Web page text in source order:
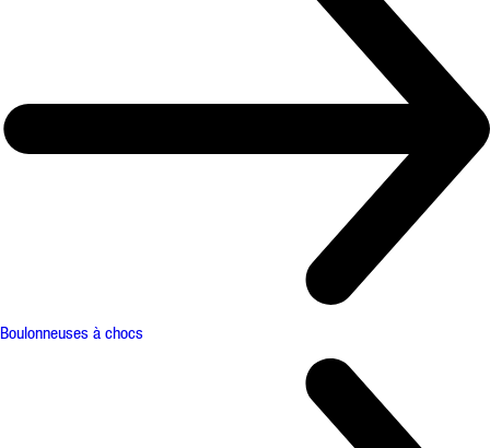
Boulonneuses à chocs